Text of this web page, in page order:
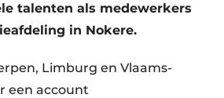
talenten als medewerkers
in Nokere.
Limburg en Vlaams-
een account